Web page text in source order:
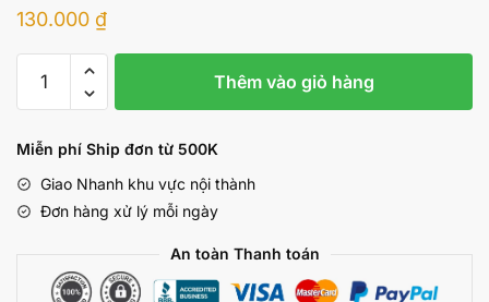
130.000 ₫
Ngủ
CGD34
lượng
Thêm vào giỏ hàng
Miễn phí Ship đơn từ 500K
Giao Nhanh khu vực nội thành
Đơn hàng xử lý mỗi ngày
An toàn Thanh toán